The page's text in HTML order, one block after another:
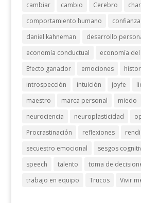
cambiar
cambio Cerebro
comportamiento humano
confianza
daniel kahneman
desarrollo
economía conductual
economía
Efecto ganador
emociones
introspección
intuición joyfe
maestro
marca personal miedo
neurociencia
neuroplasticidad
Procrastinación
reflexiones
secuestro emocional
sesgos
speech
talento toma de
trabajo en equipo
Trucos Vivir